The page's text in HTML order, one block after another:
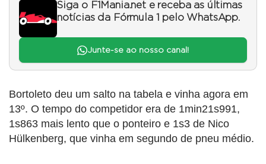
Siga o F1Mania.net e receba as últimas
notícias da Fórmula 1 pelo WhatsApp.
Junte-se ao nosso canal!
Bortoleto deu um salto na tabela e vinha agora em
13º. O tempo do competidor era de 1min21s991,
1s863 mais lento que o ponteiro e 1s3 de Nico
Hülkenberg, que vinha em segundo de pneu médio.